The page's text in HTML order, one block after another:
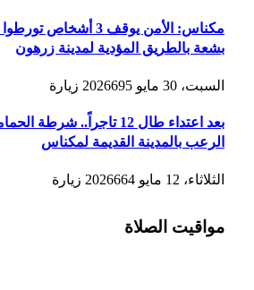
مكناس: الأمن يوقف 3
بشعة بالطريق المؤدية لمدينة زرهون
السبت، 30 مايو 2026 695 زيارة
بعد اعتداء طال 12 تاجراً..
الرعب بالمدينة القديمة لمكناس
الثلاثاء، 12 مايو 2026 664 زيارة
مواقيت الصلاة